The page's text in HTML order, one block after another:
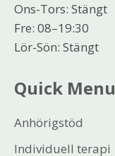
Ons-Tors: Stängt
Fre: 08–19:30
Lör-Sön: Stängt
Quick Menu
Anhörigstöd
Individuell terapi